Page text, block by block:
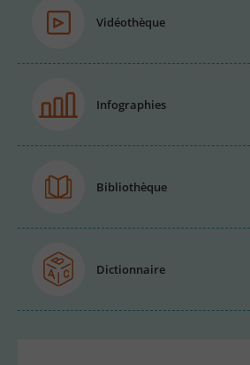
Vidéothèque
Infographies
Bibliothèque
Dictionnaire